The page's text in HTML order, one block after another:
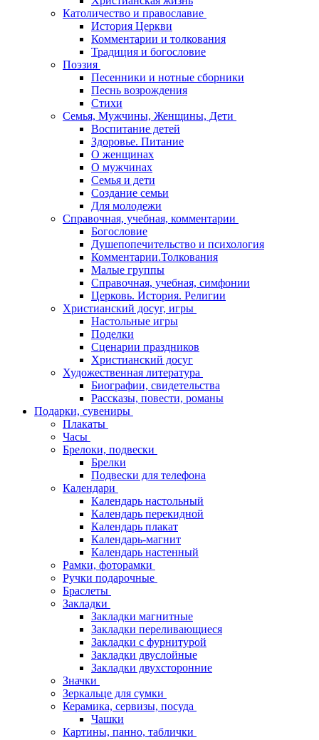
Католичество и православие
История Церкви
Комментарии и толкования
Традиция и богословие
Поэзия
Песенники и нотные сборники
Песнь возрождения
Стихи
Семья, Мужчины, Женщины, Дети
Воспитание детей
Здоровье. Питание
О женщинах
О мужчинах
Семья и дети
Создание семьи
Для молодежи
Справочная, учебная, комментарии
Богословие
Душепопечительство и психология
Комментарии.Толкования
Малые группы
Справочная, учебная, симфонии
Церковь. История. Религии
Христианский досуг, игры
Настольные игры
Поделки
Сценарии праздников
Христианский досуг
Художественная литература
Биографии, свидетельства
Рассказы, повести, романы
Подарки, сувениры
Плакаты
Часы
Брелоки, подвески
Брелки
Подвески для телефона
Календари
Календарь настольный
Календарь перекидной
Календарь плакат
Календарь-магнит
Календарь настенный
Рамки, фоторамки
Ручки подарочные
Браслеты
Закладки
Закладки магнитные
Закладки переливающиеся
Закладки с фурнитурой
Закладки двуслойные
Закладки двухсторонние
Значки
Зеркальце для сумки
Керамика, сервизы, посуда
Чашки
Картины, панно, таблички